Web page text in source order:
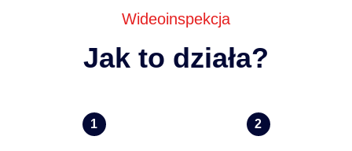
Wideoinspekcja
Jak to działa?